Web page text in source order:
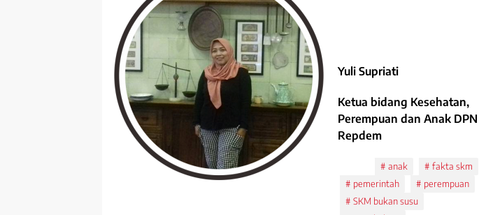
Yuli Supriati
Ketua bidang Kesehatan,
Perempuan dan Anak DPN
Repdem
anak
fakta skm
pemerintah
perempuan
SKM bukan susu